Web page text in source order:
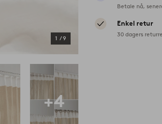
1 /9
Betale nå,
Enkel retur
30 dagers
+4